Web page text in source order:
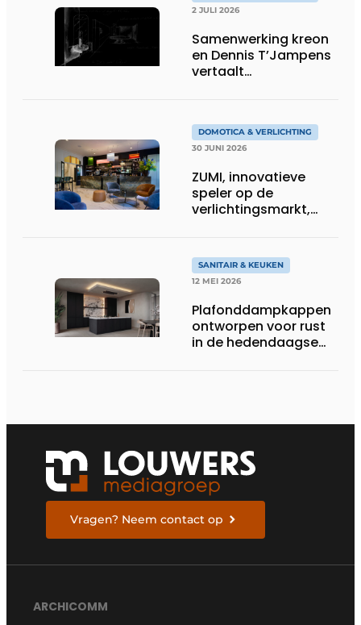
2 JULI 2026
Samenwerking kreon
en Dennis T’Jampens
vertaalt
sfeervolle verlichting
DOMOTICA & VERLICHTING
30 JUNI 2026
ZUMI, innovatieve
speler op de
verlichtingsmarkt,
SANITAIR & KEUKEN
12 MEI 2026
Plafonddampkappen
ontworpen voor rust
in de hedendaagse
Vragen? Neem contact op
ARCHICOMM